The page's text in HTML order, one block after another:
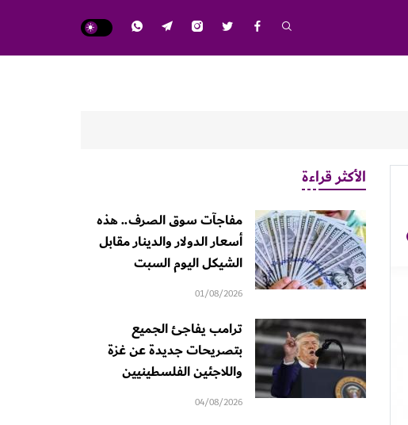
الأكثر قراءة
مفاجآت سوق الصرف.. هذه
أسعار الدولار والدينار مقابل
الشيكل اليوم السبت
01/08/2026
ترامب يفاجئ الجميع
بتصريحات جديدة عن غزة
واللاجئين الفلسطينيين
04/08/2026